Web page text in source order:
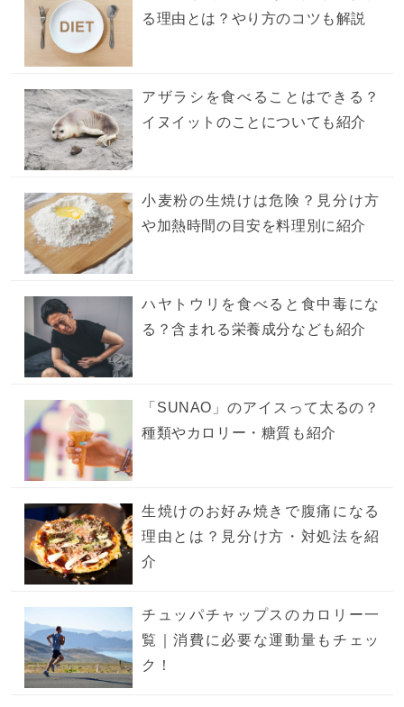
る理由とは？やり方のコツも解説
アザラシを食べることはできる？
イヌイットのことについても紹介
小麦粉の生焼けは危険？見分け方
や加熱時間の目安を料理別に紹介
ハヤトウリを食べると食中毒にな
る？含まれる栄養成分なども紹介
「SUNAO」のアイスって太るの？
種類やカロリー・糖質も紹介
生焼けのお好み焼きで腹痛になる
理由とは？見分け方・対処法を紹
介
チュッパチャップスのカロリー一
覧｜消費に必要な運動量もチェッ
ク！